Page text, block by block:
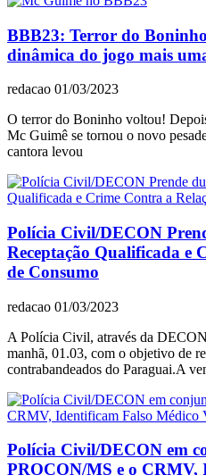
BBB23: Terror do
dinâmica do jogo mais
redacao 01/03/2023
O terror do Boninho voltou!
Mc Guimê se tornou o novo
cantora levou
Polícia Civil/DECON
Receptação Qualificada e
de Consumo
redacao 01/03/2023
A Polícia Civil, através da
manhã, 01.03, com o objetivo de
contrabandeados do Paraguai.A
Polícia Civil/DECON em
PROCON/MS e o CRMV,